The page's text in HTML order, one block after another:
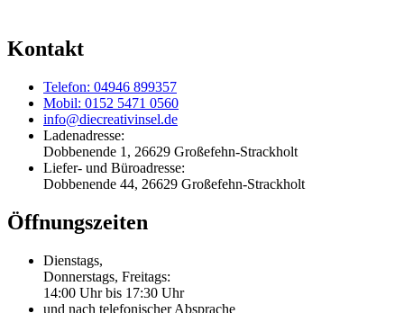
Kontakt
Telefon: 04946 899357
Mobil: 0152 5471 0560
info@diecreativinsel.de
Ladenadresse:
Dobbenende 1, 26629 Großefehn-Strackholt
Liefer- und Büroadresse:
Dobbenende 44, 26629 Großefehn-Strackholt
Öffnungszeiten
Dienstags,
Donnerstags, Freitags:
14:00 Uhr bis 17:30 Uhr
und nach telefonischer Absprache